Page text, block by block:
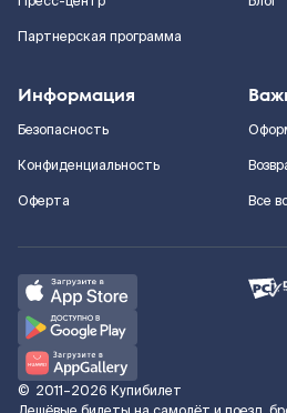
Партнерская программа
Информация
Безопасность
Конфиденциальность
Оферта
Все
© 2011–2026 Купибилет